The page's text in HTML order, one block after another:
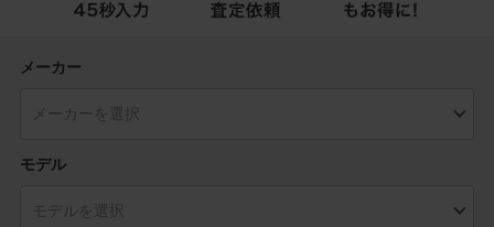
メーカー
モデル